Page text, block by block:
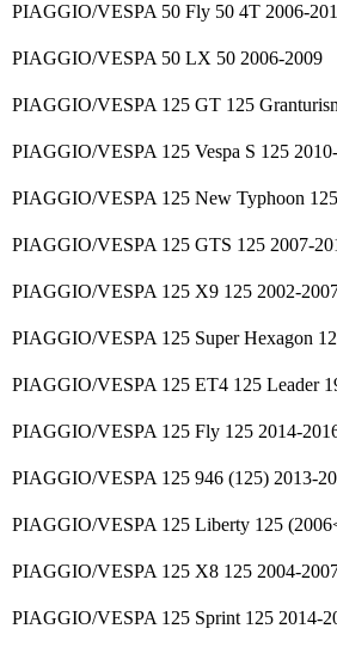
PIAGGIO/VESPA 50 Fly 50 4T 2006-
PIAGGIO/VESPA 50 LX 50 2006-2009
PIAGGIO/VESPA 125 GT 125
PIAGGIO/VESPA 125 Vespa S 125
PIAGGIO/VESPA 125 New Typhoon
PIAGGIO/VESPA 125 GTS 125 2007-
PIAGGIO/VESPA 125 X9 125 2002-
PIAGGIO/VESPA 125 Super Hexagon
PIAGGIO/VESPA 125 ET4 125 Leader
PIAGGIO/VESPA 125 Fly 125 2014-
PIAGGIO/VESPA 125 946 (125) 2013-
PIAGGIO/VESPA 125 Liberty 125
PIAGGIO/VESPA 125 X8 125 2004-
PIAGGIO/VESPA 125 Sprint 125 2014-